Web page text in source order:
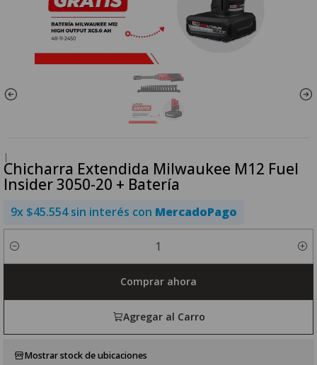
|
Chicharra Extendida Milwaukee M12 Fuel
Insider 3050-20 + Batería
9x $45.554 sin interés con MercadoPago
Cantidad
Agregar al Carro
Comprar ahora
Mostrar stock de ubicaciones